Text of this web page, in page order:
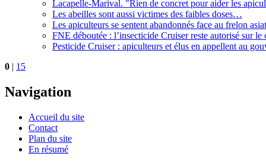
Lacapelle-Marival. "Rien de concret pour aider les
Les abeilles sont aussi victimes des faibles doses…
Les apiculteurs se sentent abandonnés face au frelon
FNE déboutée : l’insecticide Cruiser reste autorisé sur le
Pesticide Cruiser : apiculteurs et élus en appellent au
0 | 15
Navigation
Accueil du site
Contact
Plan du site
En résumé